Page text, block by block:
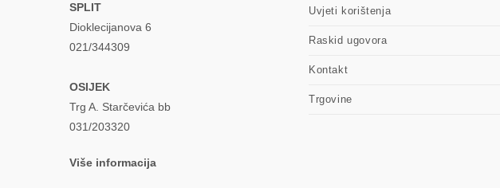
SPLIT
Dioklecijanova 6
021/344309
OSIJEK
Trg A. Starčevića bb
031/203320
Više informacija
Uvjeti korištenja
Raskid ugovora
Kontakt
Trgovine